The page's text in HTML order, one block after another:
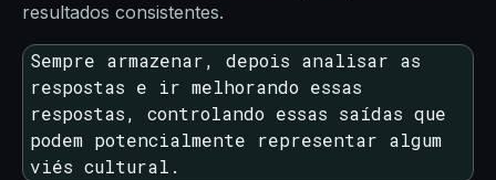
resultados consistentes.
Sempre armazenar, depois analisar as
respostas e ir melhorando essas
respostas, controlando essas saídas que
podem potencialmente representar algum
viés cultural.